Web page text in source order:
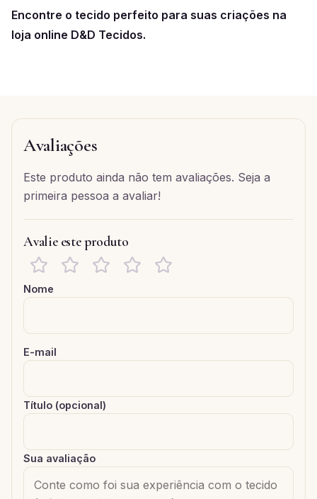
Encontre o tecido perfeito para suas criações na
loja online D&D Tecidos.
Avaliações
Este produto ainda não tem avaliações. Seja a
primeira pessoa a avaliar!
Avalie este produto
Nome
E-mail
Título (opcional)
Sua avaliação